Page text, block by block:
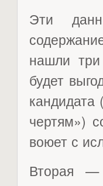
Эти
нашли
будет
кандидата
чертям»)
воюет с
Вторая —